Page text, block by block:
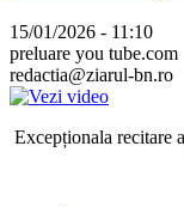
15/01/2026 - 11:10
preluare you tube.com
redactia@ziarul-bn.ro
Excepționala recitare